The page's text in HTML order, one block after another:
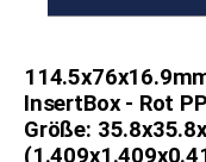
InsertBox - Rot
Größe: